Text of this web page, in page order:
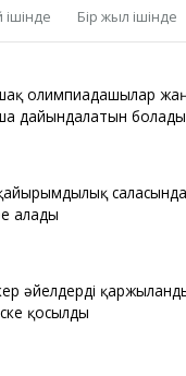
ішінде Бір жыл ішінде
олимпиадашылар
дайындалатын болады
алады
әйелдерді
қосылды